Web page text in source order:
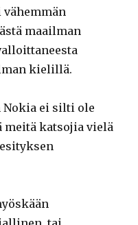
maailman
kielillä.
ei silti ole
meitä katsojia vielä